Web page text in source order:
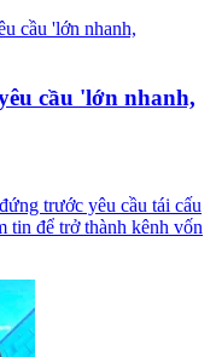
cầu 'lớn nhanh,
trước yêu cầu tái cấu
tin để trở thành kênh vốn